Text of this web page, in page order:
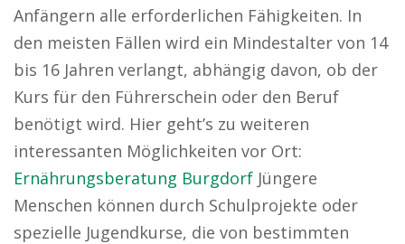
Anfängern alle erforderlichen Fähigkeiten. In
den meisten Fällen wird ein Mindestalter von 14
bis 16 Jahren verlangt, abhängig davon, ob der
Kurs für den Führerschein oder den Beruf
benötigt wird. Hier geht’s zu weiteren
interessanten Möglichkeiten vor Ort:
Ernährungsberatung Burgdorf Jüngere
Menschen können durch Schulprojekte oder
spezielle Jugendkurse, die von bestimmten